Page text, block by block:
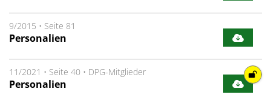
9/2015 • Seite 81
Personalien
11/2021 • Seite 40 • DPG-Mitglieder
Personalien